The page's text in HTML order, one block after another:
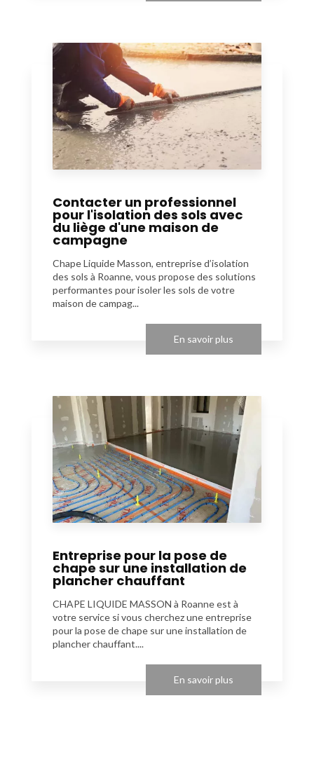
Contacter un professionnel
pour l'isolation des sols avec
du liège d'une maison de
campagne
Chape Liquide Masson, entreprise d’isolation
des sols à Roanne, vous propose des solutions
performantes pour isoler les sols de votre
maison de campag...
En savoir plus
Entreprise pour la pose de
chape sur une installation de
plancher chauffant
CHAPE LIQUIDE MASSON à Roanne est à
votre service si vous cherchez une entreprise
pour la pose de chape sur une installation de
plancher chauffant....
En savoir plus